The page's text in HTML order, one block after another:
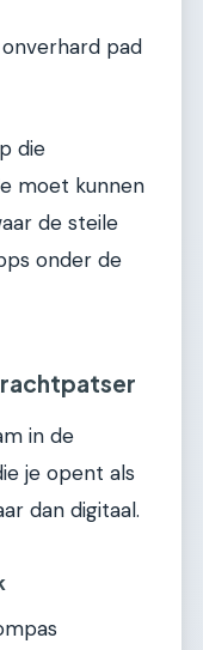
pad
die
moet kunnen
de steile
onder de
in de
je opent als
dan digitaal.